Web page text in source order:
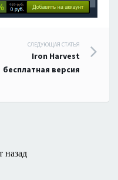
СЛЕДУЮЩАЯ СТАТЬЯ
Iron Harvest
бесплатная версия